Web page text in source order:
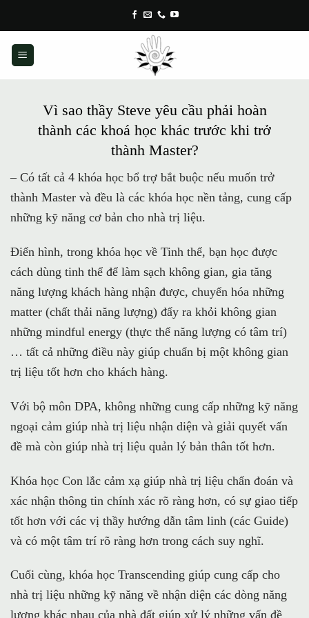
content
Vì sao thầy Steve yêu cầu phải hoàn
thành các khoá học khác trước khi trở
thành Master?
– Có tất cả 4 khóa học bổ trợ bắt buộc nếu muốn trở
thành Master và đều là các khóa học nền tảng, cung cấp
những kỹ năng cơ bản cho nhà trị liệu.
Điển hình, trong khóa học về Tinh thể, bạn học được
cách dùng tinh thể để làm sạch không gian, gia tăng
năng lượng khách hàng nhận được, chuyển hóa những
matter (chất thải năng lượng) đẩy ra khỏi không gian
những mindful energy (thực thể năng lượng có tâm trí)
… tất cả những điều này giúp chuẩn bị một không gian
trị liệu tốt hơn cho khách hàng.
Với bộ môn DPA, không những cung cấp những kỹ năng
ngoại cảm giúp nhà trị liệu nhận diện và giải quyết vấn
đề mà còn giúp nhà trị liệu quản lý bản thân tốt hơn.
Khóa học Con lắc cảm xạ giúp nhà trị liệu chẩn đoán và
xác nhận thông tin chính xác rõ ràng hơn, có sự giao tiếp
tốt hơn với các vị thầy hướng dẫn tâm linh (các Guide)
và có một tâm trí rõ ràng hơn trong cách suy nghĩ.
Cuối cùng, khóa học Transcending giúp cung cấp cho
nhà trị liệu những kỹ năng về nhận diện các dòng năng
lượng khác nhau của nhà đất giúp xử lý những vấn đề